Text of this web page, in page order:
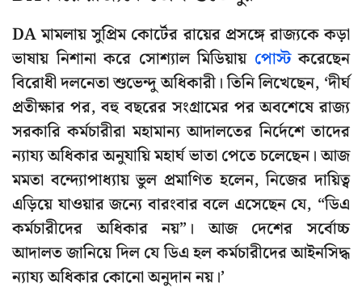
DA মামলায় সুপ্রিম কোর্টের রায়ের প্রসঙ্গে রাজ্যকে কড়া
ভাষায় নিশানা করে সোশ্যাল মিডিয়ায় পোস্টকরেছেন
বিরোধী দলনেতা শুভেন্দু অধিকারী। তিনি লিখেছেন, ‘দীর্ঘ
প্রতীক্ষার পর, বহু বছরের সংগ্রামের পর অবশেষে রাজ্য
সরকারি কর্মচারীরা মহামান্য আদালতের নির্দেশে তাদের
ন্যায্য অধিকার অনুযায়ি মহার্ঘ ভাতা পেতে চলেছেন। আজ
মমতা বন্দ্যোপাধ্যায় ভুল প্রমাণিত হলেন, নিজের দায়িত্ব
এড়িয়ে যাওয়ার জন্যে বারংবার বলে এসেছেন যে, “ডিএ
কর্মচারীদের অধিকার নয়”। আজ দেশের সর্বোচ্চ
আদালত জানিয়ে দিল যে ডিএ হল কর্মচারীদের আইনসিদ্ধ
ন্যায্য অধিকার কোনো অনুদান নয়।’